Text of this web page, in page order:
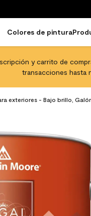
Colores de pintura
y carrito de
transacciones hasta
exteriores - Bajo brillo,